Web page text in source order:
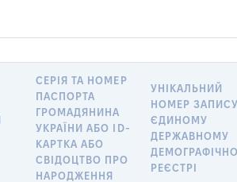
СЕРІЯ ТА НОМЕР
ПАСПОРТА
ГРОМАДЯНИНА
УКРАЇНИ АБО ID-
КАРТКА АБО
СВІДОЦТВО ПРО
НАРОДЖЕННЯ
УНІКАЛЬНИЙ
НОМЕР
ЄДИНОМУ
ДЕРЖАВНОМУ
РЕЄСТРІ